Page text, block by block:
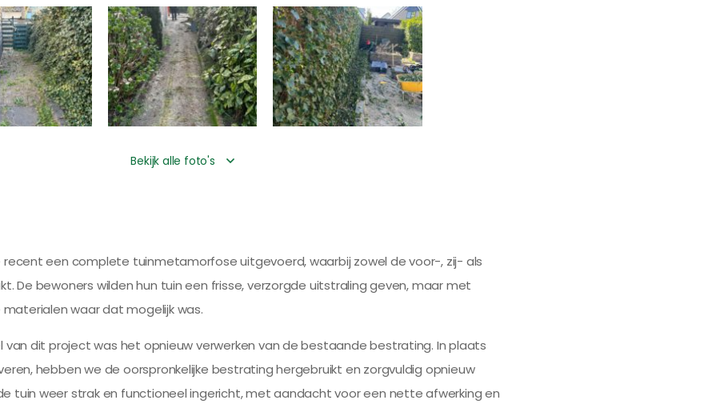
Bekijk alle foto's
recent een complete tuinmetamorfose uitgevoerd, waarbij zowel de voor-, zij- als
De bewoners wilden hun tuin een frisse, verzorgde uitstraling geven, maar met
waar dat mogelijk was.
van dit project was het opnieuw verwerken van de bestaande bestrating. In plaats
hebben we de oorspronkelijke bestrating hergebruikt en zorgvuldig opnieuw
tuin weer strak en functioneel ingericht, met aandacht voor een nette afwerking en